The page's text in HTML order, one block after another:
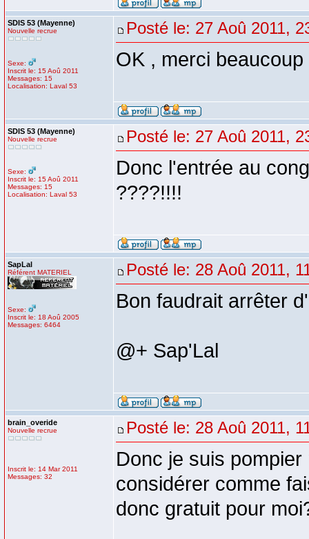
SDIS 53 (Mayenne)
Nouvelle recrue
Sexe:
Inscrit le: 15 Aoû 2011
Messages: 15
Localisation: Laval 53
Posté le: 27 Aoû 2011,
OK , merci beaucoup
SDIS 53 (Mayenne)
Nouvelle recrue
Sexe:
Inscrit le: 15 Aoû 2011
Messages: 15
Localisation: Laval 53
Posté le: 27 Aoû 2011,
Donc l'entrée au
????!!!!
SapLal
Référent MATERIEL
Sexe:
Inscrit le: 18 Aoû 2005
Messages: 6464
Posté le: 28 Aoû 2011,
Bon faudrait arrêter
@+ Sap'Lal
brain_overide
Nouvelle recrue
Inscrit le: 14 Mar 2011
Messages: 32
Posté le: 28 Aoû 2011,
Donc je suis
considérer comme
donc gratuit pour